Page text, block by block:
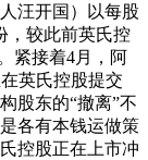
汪开国）以每股
，较此前英氏控
紧接着4月，阿
英氏控股提交
股东的“撤离”不
各有本钱运做策
控股正在上市冲